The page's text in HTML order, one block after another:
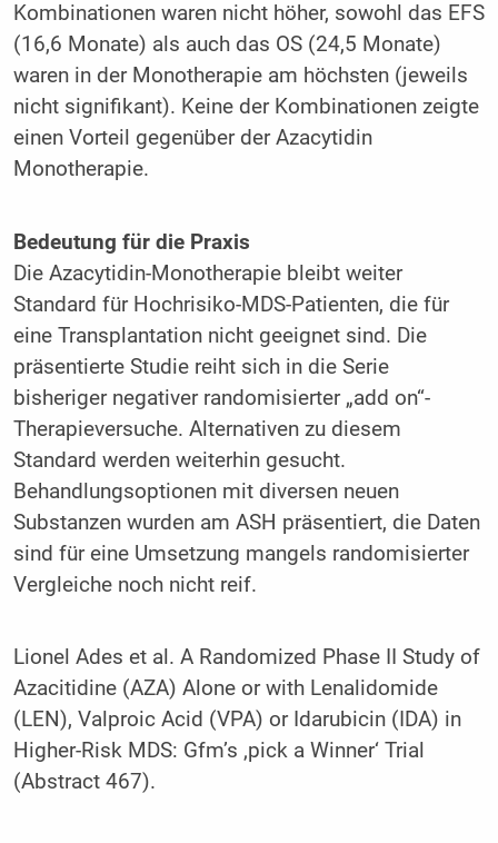
Kombinationen waren nicht höher, sowohl das EFS
(16,6 Monate) als auch das OS (24,5 Monate)
waren in der Monotherapie am höchsten (jeweils
nicht signifikant). Keine der Kombinationen zeigte
einen Vorteil gegenüber der Azacytidin
Monotherapie.
Bedeutung für die Praxis
Die Azacytidin-Monotherapie bleibt weiter
Standard für Hochrisiko-MDS-Patienten, die für
eine Transplantation nicht geeignet sind. Die
präsentierte Studie reiht sich in die Serie
bisheriger negativer randomisierter „add on“-
Therapieversuche. Alternativen zu diesem
Standard werden weiterhin gesucht.
Behandlungsoptionen mit diversen neuen
Substanzen wurden am ASH präsentiert, die Daten
sind für eine Umsetzung mangels randomisierter
Vergleiche noch nicht reif.
Lionel Ades et al. A Randomized Phase II Study of
Azacitidine (AZA) Alone or with Lenalidomide
(LEN), Valproic Acid (VPA) or Idarubicin (IDA) in
Higher-Risk MDS: Gfm’s ‚pick a Winner‘ Trial
(Abstract 467).